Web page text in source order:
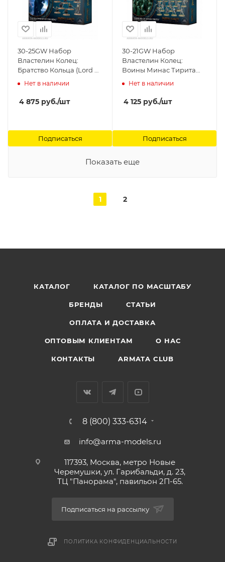
30-25GW Набор
Властелин Колец:
Братство Кольца (Lord Of
The Rings: Fellowship Of
Workshop
Нет в наличии
4 875 руб./шт
Подписаться
30-21GW Набор
Властелин Колец:
Воины Минас Тирита
(Warriors of Minas Tirith)
Нет в наличии
4 125 руб./шт
Подписаться
Показать еще
1 2
КАТАЛОГ КАТАЛОГ ПО МАСШТАБУ
БРЕНДЫ СТАТЬИ
ОПЛАТА И ДОСТАВКА
ОПТОВЫМ КЛИЕНТАМ О НАС
КОНТАКТЫ ARMATA CLUB
8 (800) 333-6314
info@arma-models.ru
117393, Москва, метро Новые
Черемушки, ул. Гарибальди, д. 23,
ТЦ "Панорама", павильон 2П-65.
Подписаться на рассылку
ПОЛИТИКА КОНФИДЕНЦИАЛЬНОСТИ